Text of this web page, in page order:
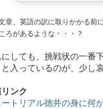
章、英語の訳に取りかかる前
ろがあるような・・・？
にしても、挑戦状の一番
入っているのが、少し
ンク
ートリアル徳井の身に